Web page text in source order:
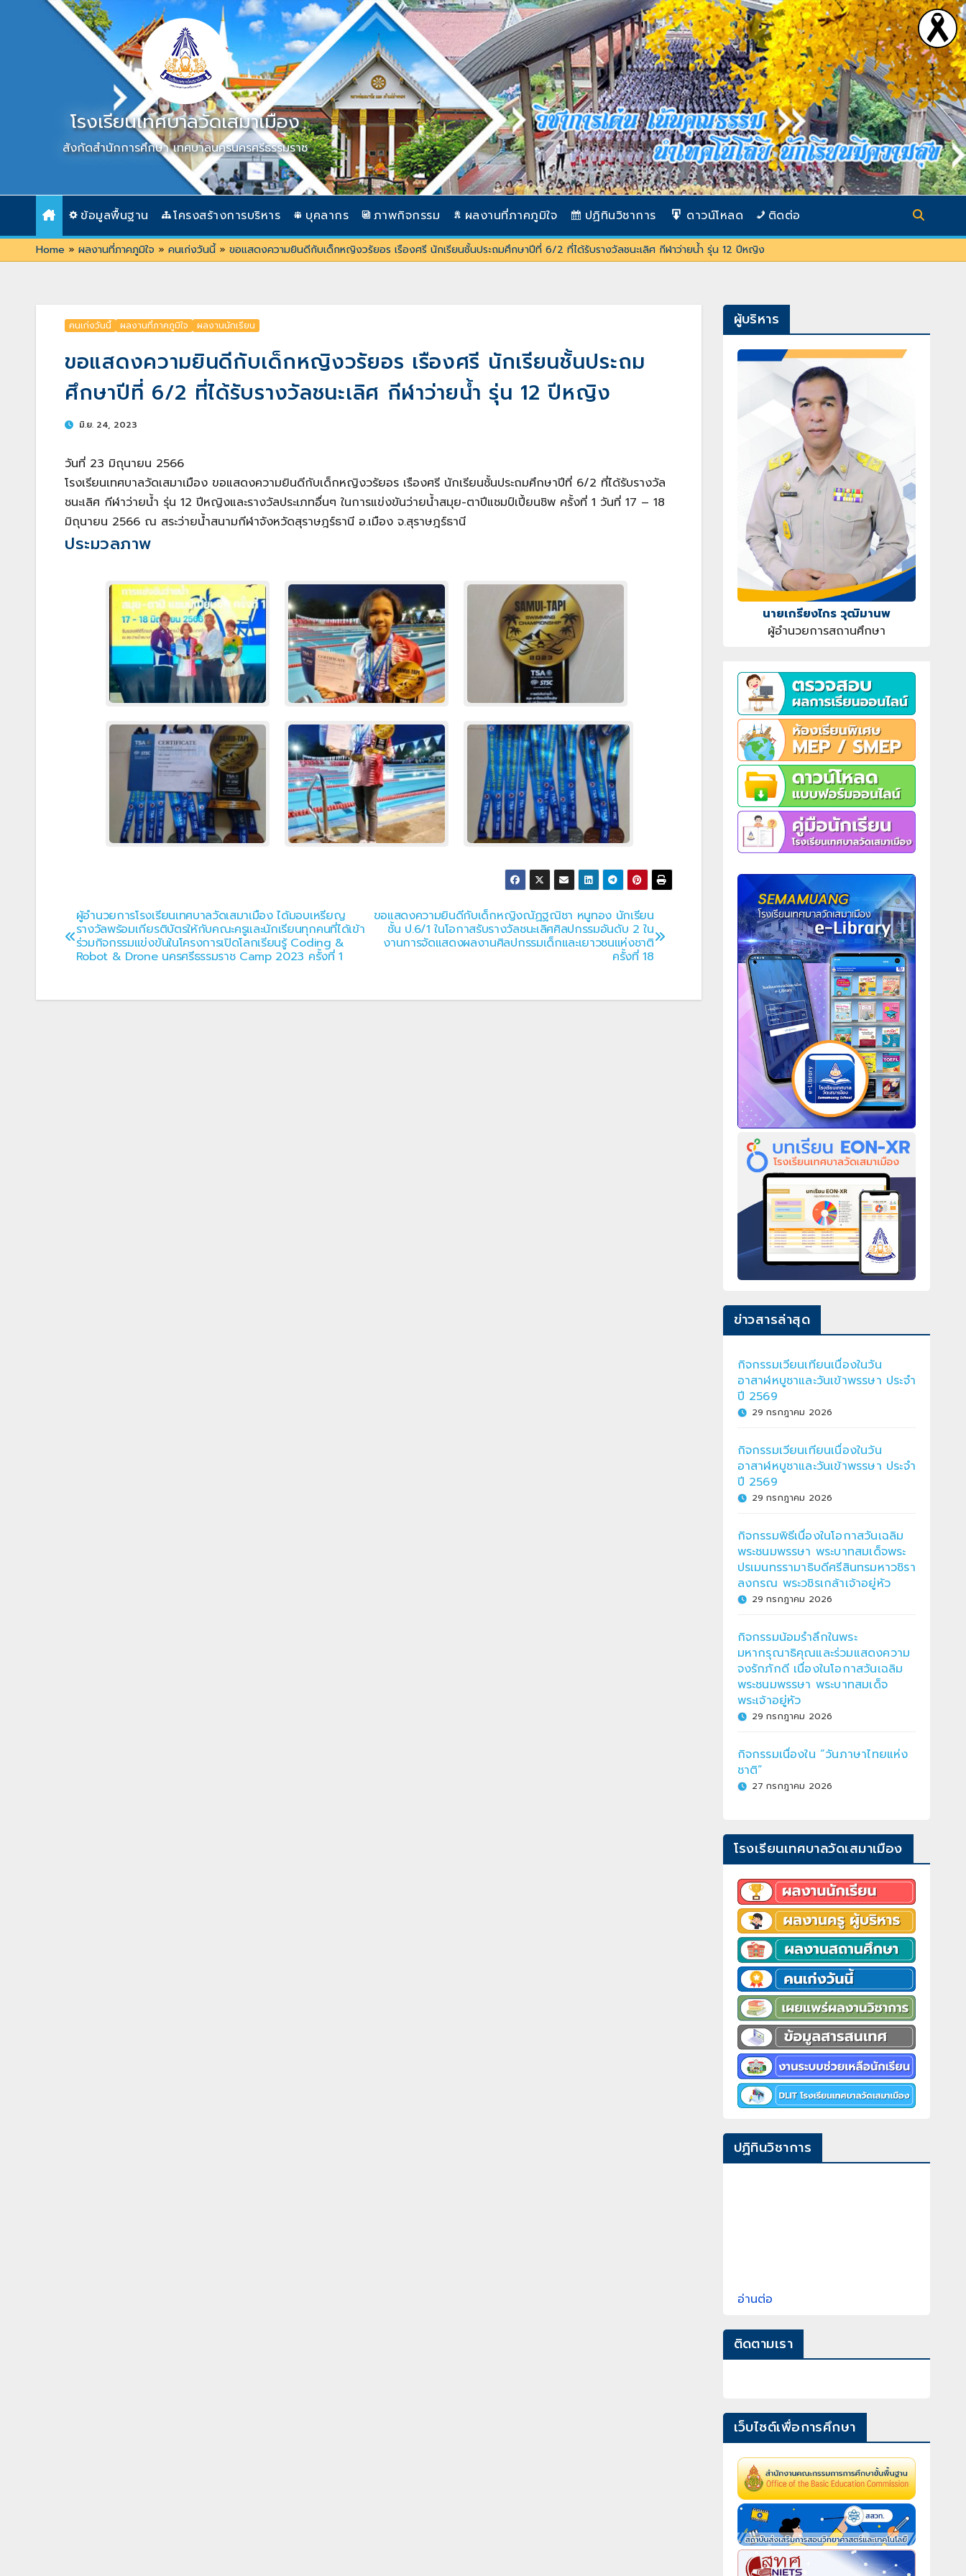
โรงเรียนเทศบาลวัดเสมาเมือง
สังกัดสำนักการศึกษา เทศบาลนครนครศรีธรรมราช
ข้อมูลพื้นฐาน โครงสร้างการบริหาร บุคลากร ภาพกิจกรรม ผลงานที่ภาคภูมิใจ ปฏิทินวิชาการ ดาวน์โหลด ติดต่อ
Home » ผลงานที่ภาคภูมิใจ » คนเก่งวันนี้ » ขอแสดงความยินดีกับเด็กหญิงวรัยอร เรืองศรี นักเรียนชั้นประถมศึกษาปีที่ 6/2 ที่ได้รับรางวัลชนะเลิศ กีฬาว่ายน้ำ รุ่น 12 ปีหญิง
คนเก่งวันนี้ ผลงานที่ภาคภูมิใจ ผลงานนักเรียน
ขอแสดงความยินดีกับเด็กหญิงวรัยอร เรืองศรี นักเรียนชั้นประถม
ศึกษาปีที่ 6/2 ที่ได้รับรางวัลชนะเลิศ กีฬาว่ายน้ำ รุ่น 12 ปีหญิง
มิ.ย. 24, 2023
วันที่ 23 มิถุนายน 2566
โรงเรียนเทศบาลวัดเสมาเมือง ขอแสดงความยินดีกับเด็กหญิงวรัยอร เรืองศรี นักเรียนชั้นประถมศึกษาปีที่ 6/2 ที่ได้รับรางวัล
ชนะเลิศ กีฬาว่ายน้ำ รุ่น 12 ปีหญิงและรางวัลประเภทอื่นๆ ในการแข่งขันว่ายน้ำสมุย-ตาปีแชมป์เปี้ยนชิพ ครั้งที่ 1 วันที่ 17 – 18
มิถุนายน 2566 ณ สระว่ายน้ำสนามกีฬาจังหวัดสุราษฎร์ธานี อ.เมือง จ.สุราษฎร์ธานี
ประมวลภาพ
แนะแนว
เรื่อง
ขอแสดงความยินดีกับเด็กหญิงณัฏฐณิชา หนูทอง นักเรียน
ชั้น ป.6/1 ในโอกาสรับรางวัลชนะเลิศศิลปกรรมอันดับ 2 ใน
งานการจัดแสดงผลงานศิลปกรรมเด็กและเยาวชนแห่งชาติ
ครั้งที่ 18
ผู้อำนวยการโรงเรียนเทศบาลวัดเสมาเมือง ได้มอบเหรียญ
รางวัลพร้อมเกียรติบัตรให้กับคณะครูและนักเรียนทุกคนที่ได้เข้า
ร่วมกิจกรรมแข่งขันในโครงการเปิดโลกเรียนรู้ Coding &
Robot & Drone นครศรีธรรมราช Camp 2023 ครั้งที่ 1
ผู้บริหาร
นายเกรียงไกร วุฒิมานพ
ผู้อำนวยการสถานศึกษา
ข่าวสารล่าสุด
กิจกรรมเวียนเทียนเนื่องในวัน
อาสาฬหบูชาและวันเข้าพรรษา ประจำ
ปี 2569
29 กรกฎาคม 2026
กิจกรรมเวียนเทียนเนื่องในวัน
อาสาฬหบูชาและวันเข้าพรรษา ประจำ
ปี 2569
29 กรกฎาคม 2026
กิจกรรมพิธีเนื่องในโอกาสวันเฉลิม
พระชนมพรรษา พระบาทสมเด็จพระ
ปรเมนทรรามาธิบดีศรีสินทรมหาวชิรา
ลงกรณ พระวชิรเกล้าเจ้าอยู่หัว
29 กรกฎาคม 2026
กิจกรรมน้อมรำลึกในพระ
มหากรุณาธิคุณและร่วมแสดงความ
จงรักภักดี เนื่องในโอกาสวันเฉลิม
พระชนมพรรษา พระบาทสมเด็จ
พระเจ้าอยู่หัว
29 กรกฎาคม 2026
กิจกรรมเนื่องใน “วันภาษาไทยแห่ง
ชาติ”
27 กรกฎาคม 2026
โรงเรียนเทศบาลวัดเสมาเมือง
ปฏิทินวิชาการ
อ่านต่อ
ติดตามเรา
เว็บไซต์เพื่อการศึกษา